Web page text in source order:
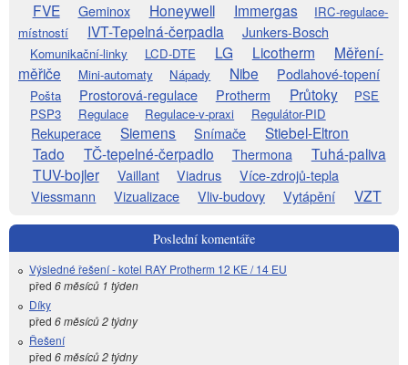
FVE Geminox Honeywell Immergas
IRC-regulace-
místností
IVT-Tepelná-čerpadla Junkers-Bosch
Komunikační-linky LCD-DTE LG Licotherm
Měření-
měřiče
Mini-automaty Nápady Nibe Podlahové-topení
Pošta Prostorová-regulace Protherm Průtoky
PSE
PSP3
Regulace Regulace-v-praxi Regulátor-PID
Rekuperace Siemens Snímače
Stiebel-Eltron
Tado
TČ-tepelné-čerpadlo Thermona
Tuhá-paliva
TUV-bojler
Vaillant Viadrus
Více-zdrojů-tepla
Viessmann
Vizualizace Vliv-budovy Vytápění VZT
Poslední komentáře
Výsledné řešení - kotel RAY Protherm 12 KE / 14 EU
před 6 měsíců 1 týden
Díky
před 6 měsíců 2 týdny
Řešení
před 6 měsíců 2 týdny